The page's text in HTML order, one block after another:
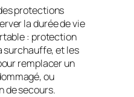
protections
la durée de vie
: protection
surchauffe, et les
remplacer un
ou
de secours.